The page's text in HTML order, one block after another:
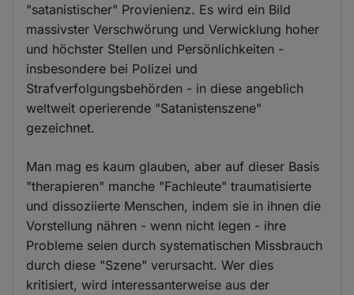
"satanistischer" Provienienz. Es wird ein Bild
massivster Verschwörung und Verwicklung hoher
und höchster Stellen und Persönlichkeiten -
insbesondere bei Polizei und
Strafverfolgungsbehörden - in diese angeblich
weltweit operierende "Satanistenszene"
gezeichnet.
Man mag es kaum glauben, aber auf dieser Basis
"therapieren" manche "Fachleute" traumatisierte
und dissoziierte Menschen, indem sie in ihnen die
Vorstellung nähren - wenn nicht legen - ihre
Probleme seien durch systematischen Missbrauch
durch diese "Szene" verursacht. Wer dies
kritisiert, wird interessanterweise aus der